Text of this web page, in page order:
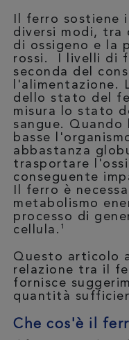
Il ferro sostiene
diversi modi, tra
di ossigeno e la
rossi. I livelli di
seconda del
l'alimentazione.
dello stato del
misura lo stato
sangue.
basse
abbastanza
trasportare
conseguente
Il ferro è
metabolismo
processo di
cellula. 1
Questo articolo
relazione tra il
fornisce
quantità
Che cos'è il